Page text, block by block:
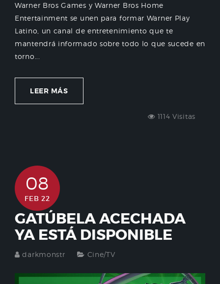
Warner Bros Games y Warner Bros Home
Entertainment se unen para formar Warner Play
Latino, un canal de entretenimiento que te
mantendrá informado sobre todo lo que sucede en
torno...
LEER MÁS
1114 Visitas
08
FEB 22
GATÚBELA ACECHADA
YA ESTÁ DISPONIBLE
darkmonstr Cine/TV